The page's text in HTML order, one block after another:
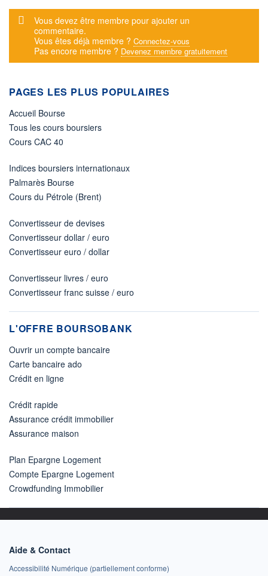
Message d'alerte
Vous devez être membre pour ajouter un
commentaire.
Vous êtes déjà membre ? Connectez-vous
Pas encore membre ? Devenez membre gratuitement
PAGES LES PLUS POPULAIRES
Accueil Bourse
Tous les cours boursiers
Cours CAC 40
Indices boursiers internationaux
Palmarès Bourse
Cours du Pétrole (Brent)
Convertisseur de devises
Convertisseur dollar / euro
Convertisseur euro / dollar
Convertisseur livres / euro
Convertisseur franc suisse / euro
L'OFFRE BOURSOBANK
Ouvrir un compte bancaire
Carte bancaire ado
Crédit en ligne
Crédit rapide
Assurance crédit immobilier
Assurance maison
Plan Epargne Logement
Compte Epargne Logement
Crowdfunding Immobilier
Aide & Contact
Accessibilité Numérique (partiellement conforme)